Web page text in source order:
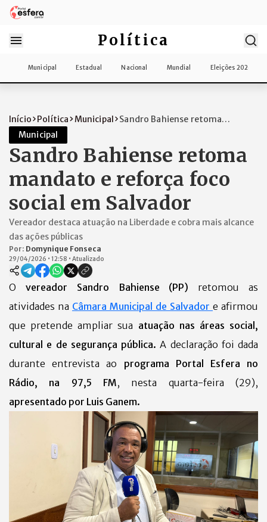
Política
Municipal Estadual Nacional Mundial Eleições 2026
Início Política Municipal
Sandro Bahiense retoma
Municipal
Sandro Bahiense retoma
mandato e reforça foco
social em Salvador
Vereador destaca atuação na Liberdade e cobra mais alcance
das ações públicas
Por: Domynique Fonseca
29/04/2026 • 12:58 • Atualizado
O vereador Sandro Bahiense (PP) retomou as
atividades na Câmara Municipal de Salvador e afirmou
que pretende ampliar sua atuação nas áreas social,
cultural e de segurança pública. A declaração foi dada
durante entrevista ao programa Portal Esfera no
Rádio, na 97,5 FM, nesta quarta-feira (29),
apresentado por Luis Ganem.